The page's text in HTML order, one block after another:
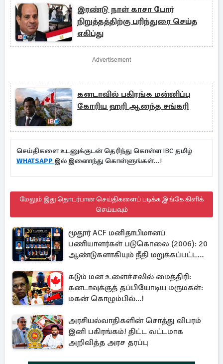
இரண்டு நாள் காசா போர்
நிறுத்தத்திற்கு பரிந்துரை செய்த
எகிப்து
Advertisement
கனடாவில் பகிரங்க மன்னிப்பு
கோரிய ஹரி ஆனந்த சங்கரி
செய்திகளை உடனுக்குடன் தெரிந்து கொள்ள IBC தமிழ்
WHATSAPP இல் இணைந்து கொள்ளுங்கள்...!
மேலும் இது தொடர்பான செய்திகளைப் படிக்க இங்கே கிளிக்
செய்யவும்
மூதூர் ACF மனிதாபிமானப்
பணியாளர்கள் படுகொலை (2006): 20
ஆண்டுகளாகியும் நீதி மறுக்கப்பட்ட
கடும் மன உளைச்சலில் மைத்திரி:
கனடாவுக்குத் தப்பியோடிய மருமகள்:
மகன் கொழும்பில்...!
அரசியல்வாதிகளின் சொத்து விபரம்
இனி பகிரங்கம்! திட்ட வட்டமாக
அறிவித்த அரச தரப்பு